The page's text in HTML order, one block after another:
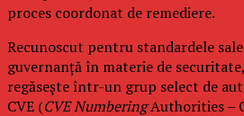
proces coordonat de remediere.
Recunoscut pentru standardele
guvernanță în materie de
regăsește într-un grup select de
CVE (CVE NumberingAuthorities –